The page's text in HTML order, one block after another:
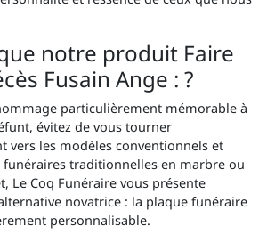
notre produit Faire
Fusain Ange : ?
particulièrement mémorable à
évitez de vous tourner
vers les modèles conventionnels et
funéraires traditionnelles en marbre ou
Le Coq Funéraire vous présente
novatrice : la plaque funéraire
personnalisable.